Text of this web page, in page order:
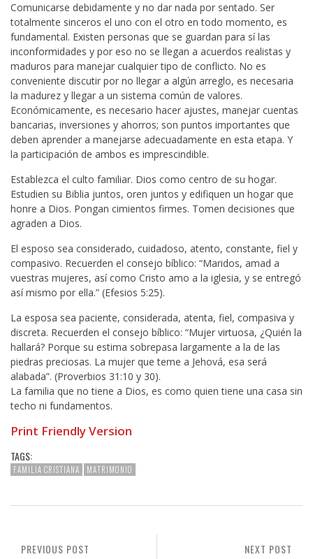
Comunicarse debidamente y no dar nada por sentado. Ser
totalmente sinceros el uno con el otro en todo momento, es
fundamental. Existen personas que se guardan para sí las
inconformidades y por eso no se llegan a acuerdos realistas y
maduros para manejar cualquier tipo de conflicto. No es
conveniente discutir por no llegar a algún arreglo, es necesaria
la madurez y llegar a un sistema común de valores.
Económicamente, es necesario hacer ajustes, manejar cuentas
bancarias, inversiones y ahorros; son puntos importantes que
deben aprender a manejarse adecuadamente en esta etapa. Y
la participación de ambos es imprescindible.
Establezca el culto familiar. Dios como centro de su hogar.
Estudien su Biblia juntos, oren juntos y edifiquen un hogar que
honre a Dios. Pongan cimientos firmes. Tomen decisiones que
agraden a Dios.
El esposo sea considerado, cuidadoso, atento, constante, fiel y
compasivo. Recuerden el consejo bíblico: “Maridos, amad a
vuestras mujeres, así como Cristo amo a la iglesia, y se entregó
así mismo por ella.” (Efesios 5:25).
La esposa sea paciente, considerada, atenta, fiel, compasiva y
discreta. Recuerden el consejo bíblico: “Mujer virtuosa, ¿Quién la
hallará? Porque su estima sobrepasa largamente a la de las
piedras preciosas. La mujer que teme a Jehová, esa será
alabada”. (Proverbios 31:10 y 30).
La familia que no tiene a Dios, es como quien tiene una casa sin
techo ni fundamentos.
Print Friendly Version
TAGS:
FAMILIA CRISTIANA MATRIMONIO
NEXT POST
PREVIOUS POST